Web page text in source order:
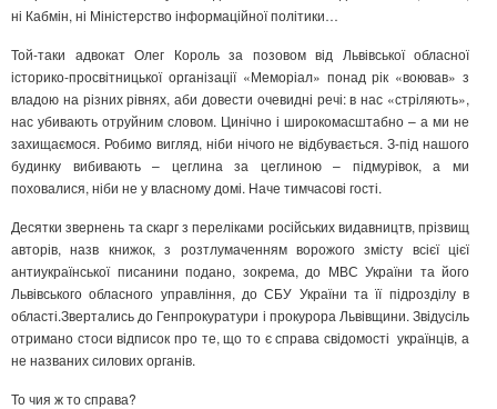
ні Кабмін, ні Міністерство інформаційної політики…
Той-таки адвокат Олег Король за позовом від Львівської обласної
історико-просвітницької організації «Меморіал» понад рік «воював» з
владою на різних рівнях, аби довести очевидні речі: в нас «стріляють»,
нас убивають отруйним словом. Цинічно і широкомасштабно – а ми не
захищаємося. Робимо вигляд, ніби нічого не відбувається. З-під нашого
будинку вибивають – цеглина за цеглиною – підмурівок, а ми
поховалися, ніби не у власному домі. Наче тимчасові гості.
Десятки звернень та скарг з переліками російських видавництв, прізвищ
авторів, назв книжок, з розтлумаченням ворожого змісту всієї цієї
антиукраїнської писанини подано, зокрема, до МВС України та його
Львівського обласного управління, до СБУ України та її підрозділу в
області.Звертались до Генпрокуратури і прокурора Львівщини. Звідусіль
отримано стоси відписок про те, що то є справа свідомості українців, а
не названих силових органів.
То чия ж то справа?